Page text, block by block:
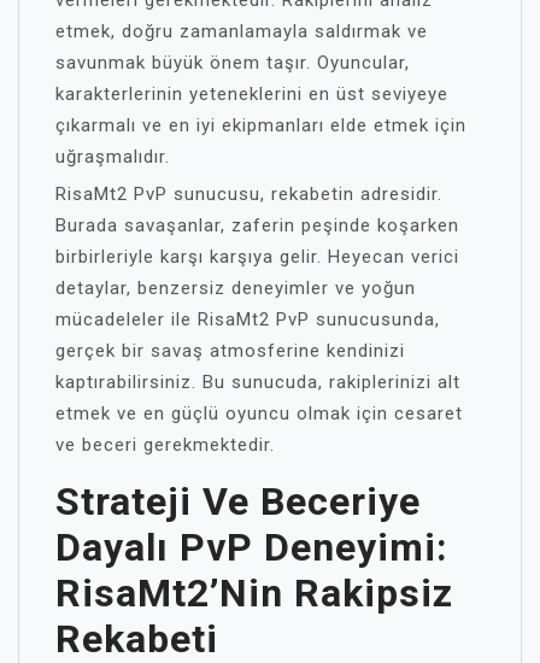
etmek, doğru zamanlamayla saldırmak ve
savunmak büyük önem taşır. Oyuncular,
karakterlerinin yeteneklerini en üst seviyeye
çıkarmalı ve en iyi ekipmanları elde etmek için
uğraşmalıdır.
RisaMt2 PvP sunucusu, rekabetin adresidir.
Burada savaşanlar, zaferin peşinde koşarken
birbirleriyle karşı karşıya gelir. Heyecan verici
detaylar, benzersiz deneyimler ve yoğun
mücadeleler ile RisaMt2 PvP sunucusunda,
gerçek bir savaş atmosferine kendinizi
kaptırabilirsiniz. Bu sunucuda, rakiplerinizi alt
etmek ve en güçlü oyuncu olmak için cesaret
ve beceri gerekmektedir.
Strateji Ve Beceriye
Dayalı PvP Deneyimi:
RisaMt2’nin Rakipsiz
Rekabeti